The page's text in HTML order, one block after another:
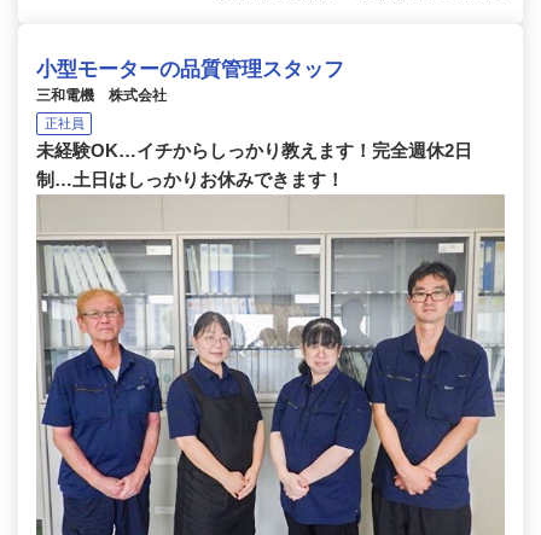
小型モーターの品質管理スタッフ
三和電機 株式会社
正社員
未経験OK…イチからしっかり教えます！完全週休2日
制…土日はしっかりお休みできます！